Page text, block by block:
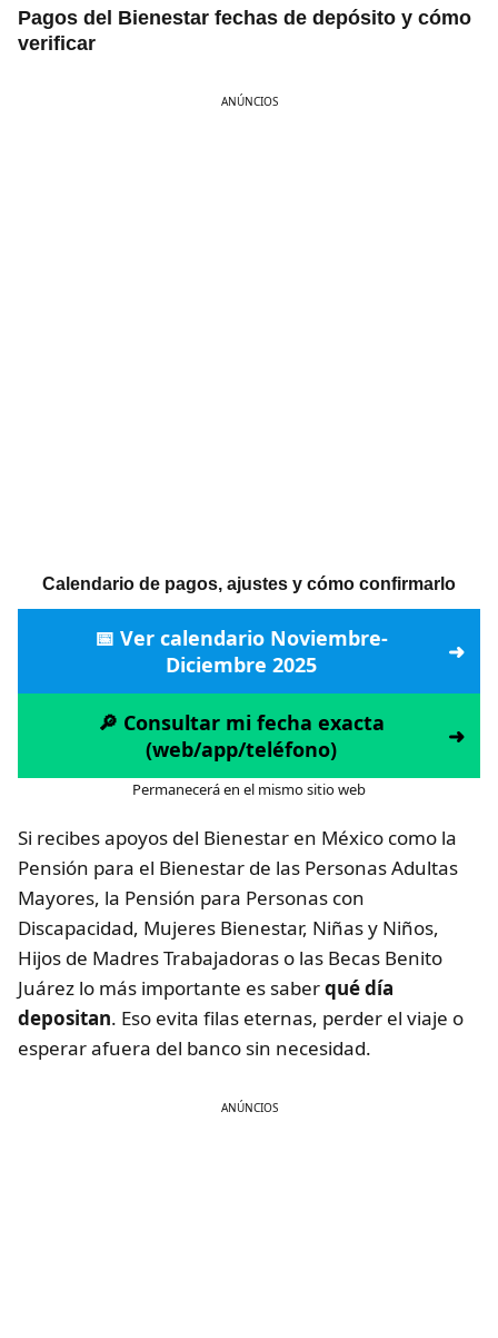
Pagos del Bienestar fechas de depósito y cómo
verificar
ANÚNCIOS
Calendario de pagos, ajustes y cómo confirmarlo
📅 Ver calendario Noviembre-
Diciembre 2025
🔎 Consultar mi fecha exacta
(web/app/teléfono)
Permanecerá en el mismo sitio web
Si recibes apoyos del Bienestar en México como la
Pensión para el Bienestar de las Personas Adultas
Mayores, la Pensión para Personas con
Discapacidad, Mujeres Bienestar, Niñas y Niños,
Hijos de Madres Trabajadoras o las Becas Benito
Juárez lo más importante es saberqué día
depositan. Eso evita filas eternas, perder el viaje o
esperar afuera del banco sin necesidad.
ANÚNCIOS